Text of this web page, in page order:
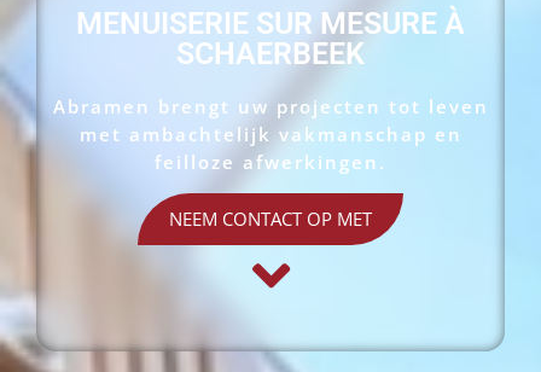
MENUISERIE SUR MESURE À
SCHAERBEEK
Abramen brengt uw projecten tot leven
met ambachtelijk vakmanschap en
feilloze afwerkingen.
NEEM CONTACT OP MET